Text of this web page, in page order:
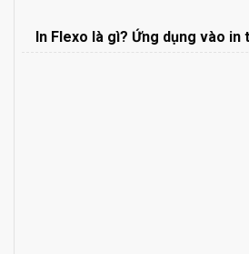
In Flexo là gì? Ứng dụng vào in